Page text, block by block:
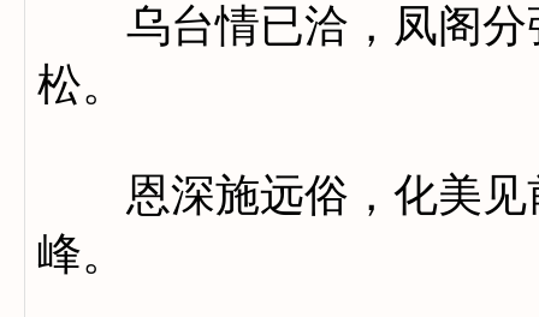
乌台情已洽，凤阁分
松。
恩深施远俗，化美见
峰。